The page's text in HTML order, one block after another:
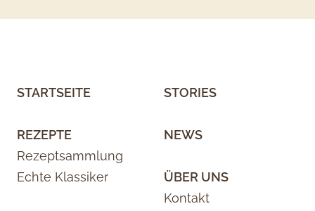
STARTSEITE
REZEPTE
Rezeptsammlung
Echte Klassiker
STORIES
NEWS
ÜBER UNS
Kontakt